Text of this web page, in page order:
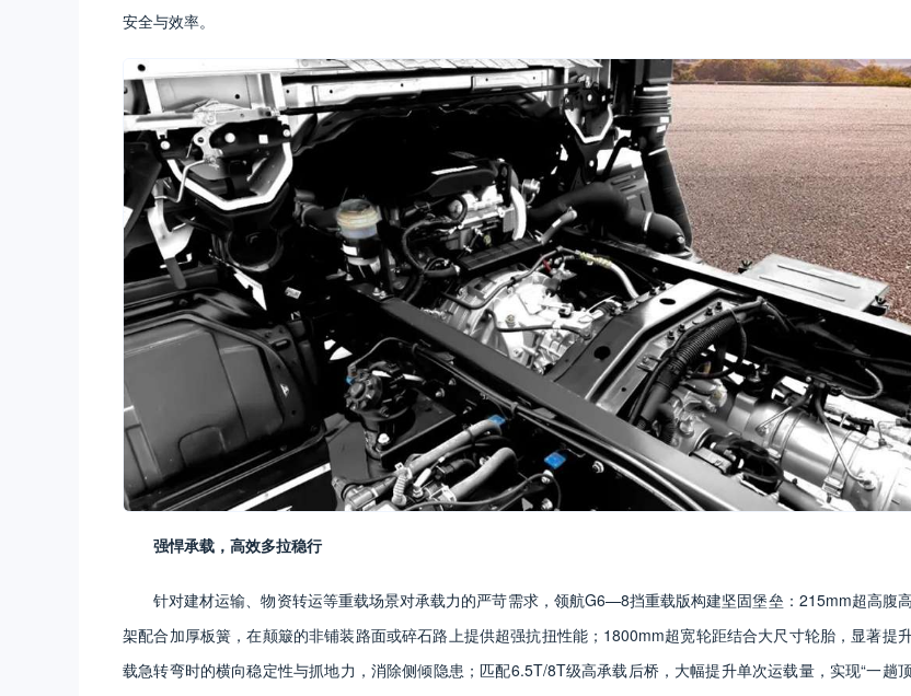
安全与效率。
强悍承载，高效多拉稳行
针对建材运输、物资转运等重载场景对承载力的严苛需求，领航G6—8挡重载版构建坚固堡垒：215mm超高腹
架配合加厚板簧，在颠簸的非铺装路面或碎石路上提供超强抗扭性能；1800mm超宽轮距结合大尺寸轮胎，显著提
载急转弯时的横向稳定性与抓地力，消除侧倾隐患；匹配6.5T/8T级高承载后桥，大幅提升单次运载量，实现“一趟